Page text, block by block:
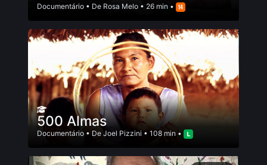
Documentário • De Rosa Melo • 26 min •
500 Almas
Documentário • De Joel Pizzini • 108 min •